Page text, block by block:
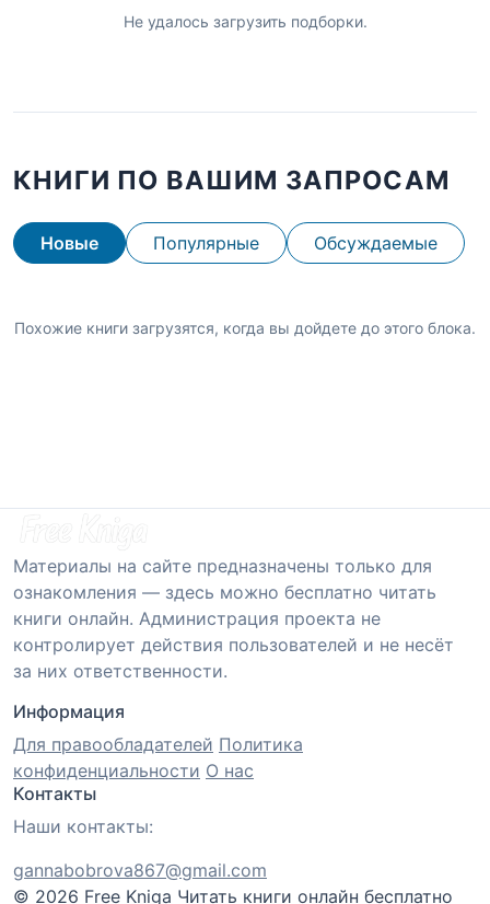
Не удалось загрузить подборки.
КНИГИ ПО ВАШИМ ЗАПРОСАМ
Новые Популярные Обсуждаемые
Похожие книги загрузятся, когда вы дойдете до этого блока.
Материалы на сайте предназначены только для
ознакомления — здесь можно бесплатно читать
книги онлайн. Администрация проекта не
контролирует действия пользователей и не несёт
за них ответственности.
Информация
Для правообладателей Политика
конфиденциальности О нас
Контакты
Наши контакты:
gannabobrova867@gmail.com
© 2026 Free Kniga Читать книги онлайн бесплатно